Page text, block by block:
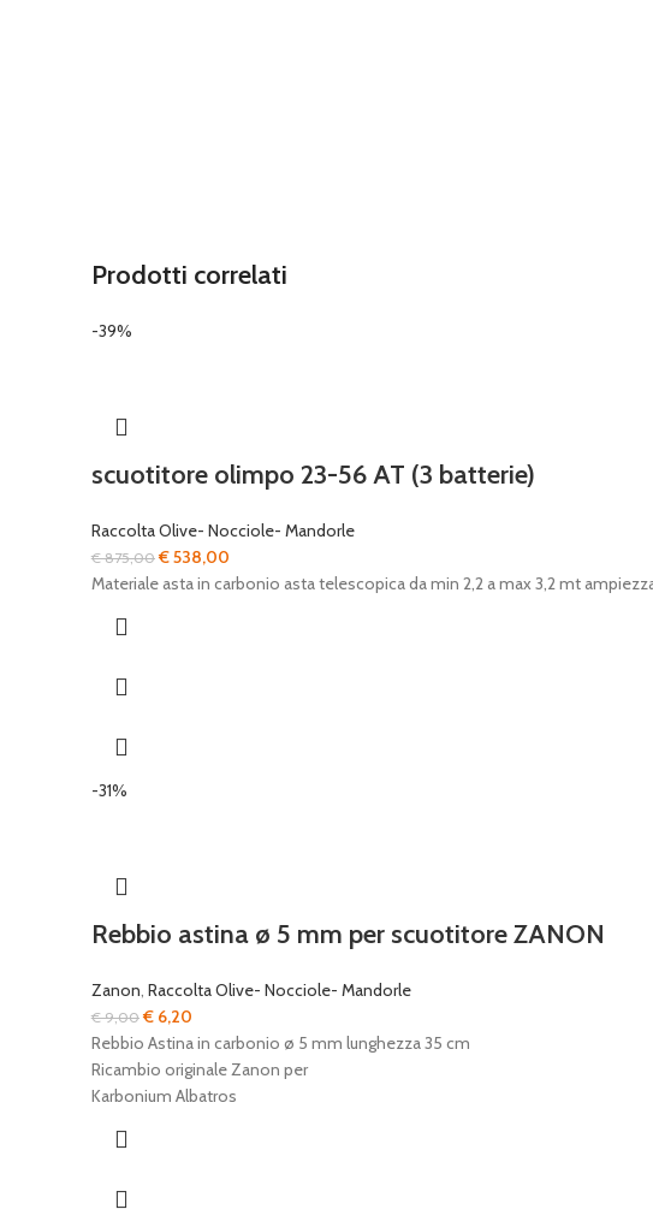
Prodotti correlati
-39%
scuotitore olimpo 23-56 AT (3 batterie)
Raccolta Olive- Nocciole- Mandorle
€875,00Il
prezzo
€538,00
prezzo
Materiale asta in carbonio asta telescopica da min 2,2 a max 3,2 mt
-31%
Rebbio astina ø 5 mm per scuotitore ZANON
Zanon, Raccolta Olive- Nocciole- Mandorle
€9,00Il
prezzo
originale
era:
€ 6,20
prezzo
attuale
è:
Rebbio Astina in carbonio ø 5 mm lunghezza 35 cm
Ricambio originale Zanon per
Karbonium Albatros